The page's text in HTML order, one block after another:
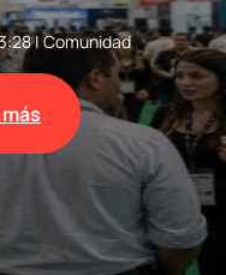
|Comunidad